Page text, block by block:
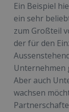
Ein Beispiel
ein sehr
zum Großteil
der für den
Unternehmen
Aber auch
wachsen